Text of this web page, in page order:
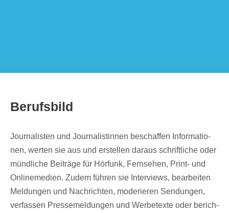
Berufs­bild
Jour­na­lis­ten und Jour­na­lis­tin­nen beschaf­fen Infor­ma­tio­
nen, werten sie aus und erstel­len daraus schrift­li­che oder
münd­li­che Beiträge für Hörfunk, Fern­se­hen, Print- und
Online­me­dien. Zudem führen sie Inter­views, bear­bei­ten
Meldun­gen und Nach­rich­ten, mode­rie­ren Sendun­gen,
verfas­sen Pres­se­mel­dun­gen und Werbe­texte oder berich­